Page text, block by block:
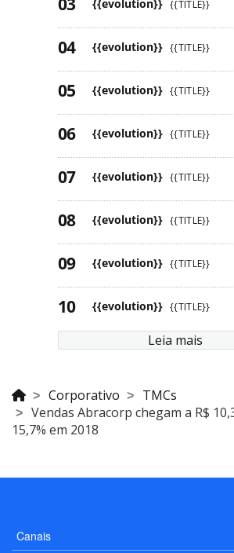
{{evolution}} {{TITLE}}
{{evolution}} {{TITLE}}
{{evolution}} {{TITLE}}
{{evolution}} {{TITLE}}
{{evolution}} {{TITLE}}
{{evolution}} {{TITLE}}
{{evolution}} {{TITLE}}
{{evolution}} {{TITLE}}
Leia mais
Corporativo
TMCs
Vendas Abracorp chegam a R$
15,7% em 2018
Canais